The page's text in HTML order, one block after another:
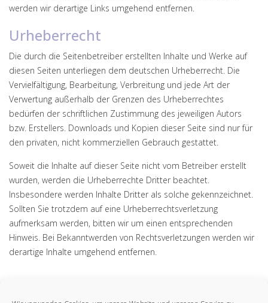
werden wir derartige Links umgehend entfernen.
Urheberrecht
Die durch die Seitenbetreiber erstellten Inhalte und Werke auf
diesen Seiten unterliegen dem deutschen Urheberrecht. Die
Vervielfältigung, Bearbeitung, Verbreitung und jede Art der
Verwertung außerhalb der Grenzen des Urheberrechtes
bedürfen der schriftlichen Zustimmung des jeweiligen Autors
bzw. Erstellers. Downloads und Kopien dieser Seite sind nur für
den privaten, nicht kommerziellen Gebrauch gestattet.
Soweit die Inhalte auf dieser Seite nicht vom Betreiber erstellt
wurden, werden die Urheberrechte Dritter beachtet.
Insbesondere werden Inhalte Dritter als solche gekennzeichnet.
Sollten Sie trotzdem auf eine Urheberrechtsverletzung
aufmerksam werden, bitten wir um einen entsprechenden
Hinweis. Bei Bekanntwerden von Rechtsverletzungen werden wir
derartige Inhalte umgehend entfernen.